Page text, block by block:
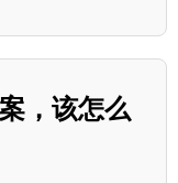
，该怎么